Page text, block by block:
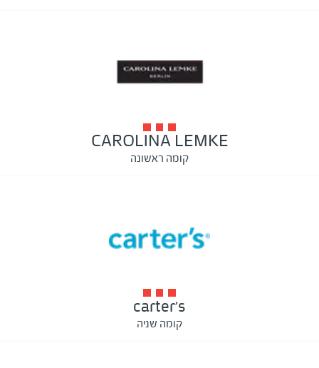
CAROLINA LEMKE
קומה ראשונה
carter's
קומה שניה